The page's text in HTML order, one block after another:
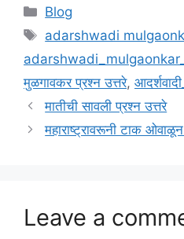
Categories
Blog
Tags
adarshwadi
मुळगावकर प्रश्न उत्तरे,
मातीची सावली प्रश्न उत्तरे
महाराष्ट्रावरूनी टाक
Leave a